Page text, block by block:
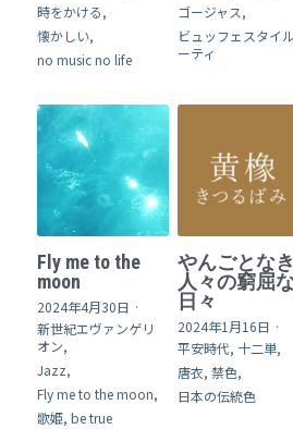
時をかける,
懐かしい,
no music no life
ゴージャス,
ビュッフェスタイ
ーティ
Fly me to the
moon
2024年4月30日 ·
新世紀エヴァンゲリ
オン,
Jazz,
Fly me to the moon,
歌姫, be true
やんごとなき
人々の窮屈
日々
2024年1月16日 ·
平安時代, 十二単,
唐衣, 禁色,
日本の伝統色